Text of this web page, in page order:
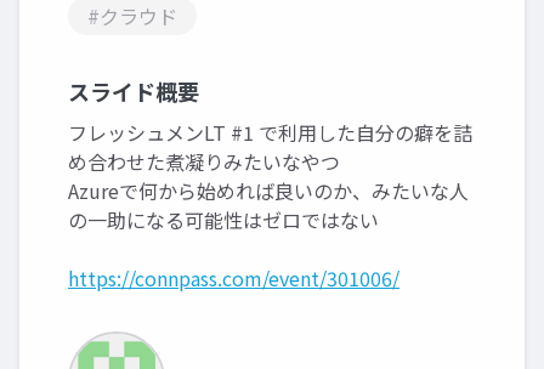
#クラウド
スライド概要
フレッシュメンLT #1 で利用した自分の癖を詰
め合わせた煮凝りみたいなやつ
Azureで何から始めれば良いのか、みたいな人
の一助になる可能性はゼロではない
https://connpass.com/event/301006/